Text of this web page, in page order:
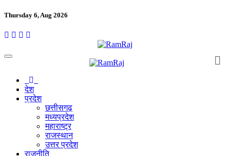
Thursday 6, Aug 2026
देश
प्रदेश
छत्तीसगढ़
मध्यप्रदेश
महाराष्ट्र
राजस्थान
उत्तर प्रदेश
राजनीति